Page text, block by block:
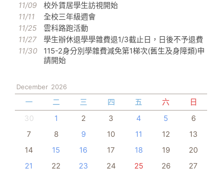
11/09
校外賃居學生訪視開始
11/11
全校三年級週會
11/25
雲科路跑活動
11/27
學生辦休退學學雜費退1/3截止日，日後不予退費
11/30
115-2身分別學雜費減免第1梯次(舊生及身障類)申
請開始
December 2026
一 二 三 四 五 六
日
30
1 2 3 4 5
6
7
8 9 10 11 12
13
14
15 16 17 18 19
20
21
22 23 24 25 26
27